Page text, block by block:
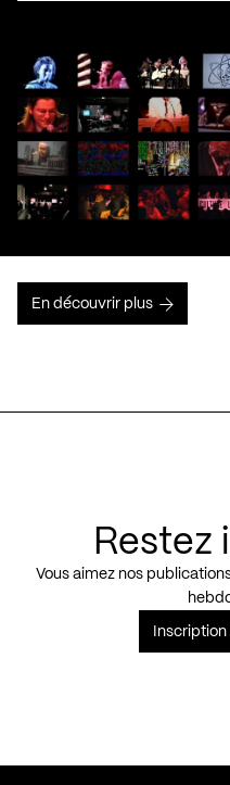
En découvrir plus
Restez
Vous aimez nos